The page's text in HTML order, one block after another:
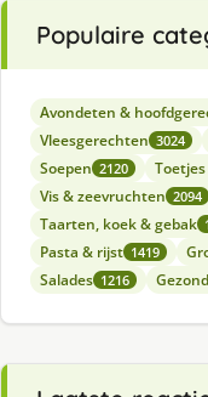
Populaire
Avondeten &
Vleesgerechten 3024
Soepen 2120
Vis & zeevruchten 2094
Taarten, koek & gebak
Pasta & rijst 1419
Salades 1216